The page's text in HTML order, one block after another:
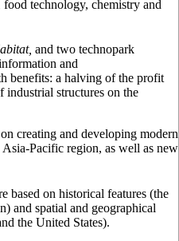
technology, chemistry and
and two technopark
and
benefits: a halving of the profit
industrial structures on the
creating and developing modern
Pacific region, as well as new
based on historical features (the
and spatial and geographical
the United States).